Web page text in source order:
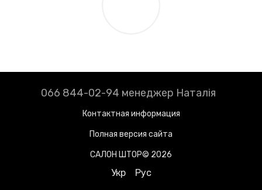
066 844-02-94 менеджер Наталія
Контактная информация
Полная версия сайта
САЛОН ШТОР© 2026
Укр Рус